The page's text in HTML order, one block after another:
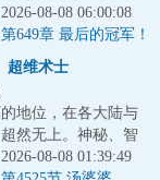
彻底失望。没想
得...
08-08 06:00:08
第649章 最后的冠军！
一求月票）
超维术士
地位，在各大陆与
然无上。神秘、智
腥，俨然是巫师的
08-08 01:39:49